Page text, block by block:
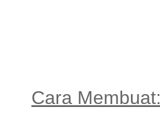
Cara Membuat: